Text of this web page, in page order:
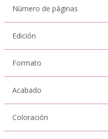
Número de páginas
Edición
Formato
Acabado
Coloración